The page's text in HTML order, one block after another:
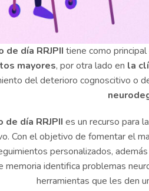
de día RRJPII tiene como
mayores, por otra lado en la
del deterioro cognoscitivo o
de día RRJPII es un recurso para
Con el objetivo de fomentar el
personalizados,
memoria identifica problemas
herramientas que les den